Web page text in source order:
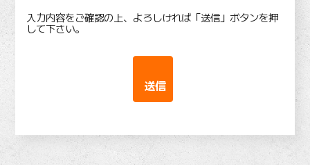
入力内容をご確認の上、よろしければ「送信」ボタンを押
して下さい。